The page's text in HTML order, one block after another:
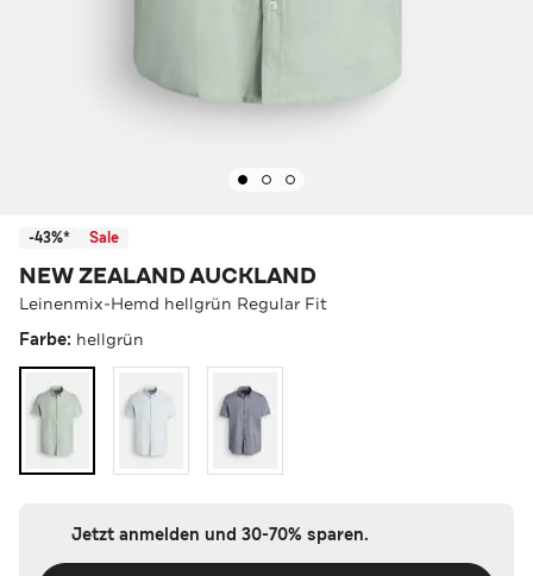
-43%* Sale
NEW ZEALAND AUCKLAND
Leinenmix-Hemd hellgrün Regular Fit
Farbe: hellgrün
Jetzt anmelden und 30-70% sparen.